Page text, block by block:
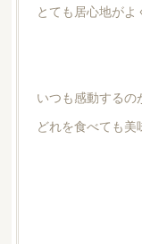
とても居心地が
いつも感動するの
どれを食べても美